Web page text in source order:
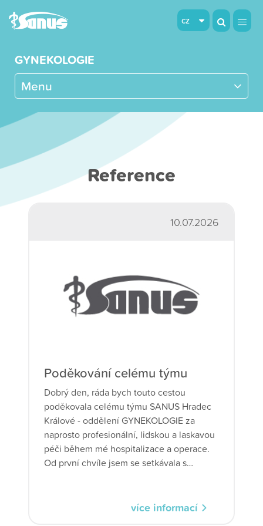
cz
GYNEKOLOGIE
Menu
Reference
10.07.2026
Poděkování celému týmu
Dobrý den, ráda bych touto cestou
poděkovala celému týmu SANUS Hradec
Králové - oddělení GYNEKOLOGIE za
naprosto profesionální, lidskou a laskavou
péči během mé hospitalizace a operace.
Od první chvíle jsem se setkávala s
primář MUDr. Jiří Štěpán, MBA
více informací